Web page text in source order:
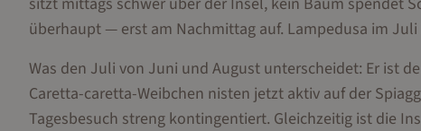
überhaupt — erst am Nachmittag auf. Lampedusa im
Was den Juli von Juni und August unterscheidet: Er ist
Caretta-caretta-Weibchen nisten jetzt aktiv auf der
Tagesbesuch streng kontingentiert. Gleichzeitig ist die